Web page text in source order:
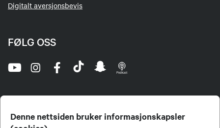
Denne nettsiden bruker informasjonskapsler
Digitalt aversjonsbevis
FØLG OSS